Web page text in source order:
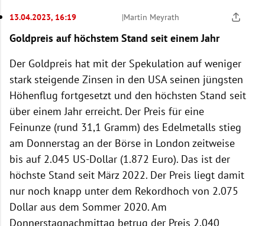
13.04.2023, 16:19 |Martin Meyrath
Goldpreis auf höchstem Stand seit einem Jahr
Der Goldpreis hat mit der Spekulation auf weniger
stark steigende Zinsen in den USA seinen jüngsten
Höhenflug fortgesetzt und den höchsten Stand seit
über einem Jahr erreicht. Der Preis für eine
Feinunze (rund 31,1 Gramm) des Edelmetalls stieg
am Donnerstag an der Börse in London zeitweise
bis auf 2.045 US-Dollar (1.872 Euro). Das ist der
höchste Stand seit März 2022. Der Preis liegt damit
nur noch knapp unter dem Rekordhoch von 2.075
Dollar aus dem Sommer 2020. Am
Donnerstagnachmittag betrug der Preis 2.040